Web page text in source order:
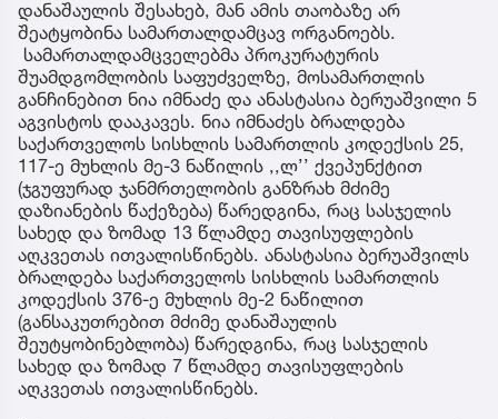
დანაშაულის შესახებ, მან ამის თაობაზე არ
შეატყობინა სამართალდამცავ ორგანოებს.
სამართალდამცველებმა პროკურატურის
შუამდგომლობის საფუძველზე, მოსამართლის
განჩინებით ნია იმნაძე და ანასტასია ბერუაშვილი 5
აგვისტოს დააკავეს. ნია იმნაძეს ბრალდება
საქართველოს სისხლის სამართლის კოდექსის 25,
117-ე მუხლის მე-3 ნაწილის ,,ლ’’ ქვეპუნქტით
(ჯგუფურად ჯანმრთელობის განზრახ მძიმე
დაზიანების წაქეზება) წარედგინა, რაც სასჯელის
სახედ და ზომად 13 წლამდე თავისუფლების
აღკვეთას ითვალისწინებს. ანასტასია ბერუაშვილს
ბრალდება საქართველოს სისხლის სამართლის
კოდექსის 376-ე მუხლის მე-2 ნაწილით
(განსაკუთრებით მძიმე დანაშაულის
შეუტყობინებლობა) წარედგინა, რაც სასჯელის
სახედ და ზომად 7 წლამდე თავისუფლების
აღკვეთას ითვალისწინებს.